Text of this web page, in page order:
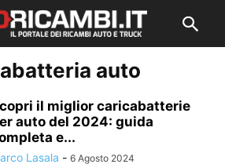
auto
il miglior caricabatterie
auto del 2024: guida
e...
Lasala - 6 Agosto 2024